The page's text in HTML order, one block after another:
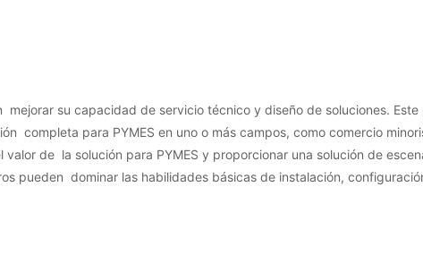
su capacidad de servicio técnico y diseño de soluciones.
completa para PYMES en uno o más campos, como comercio
de la solución para PYMES y proporcionar una solución de
pueden dominar las habilidades básicas de instalación,